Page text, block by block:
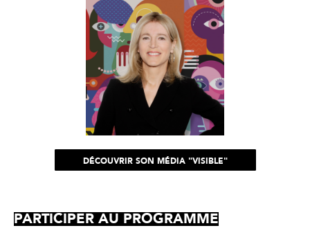
DÉCOUVRIR SON MÉDIA "VISIBLE"
PARTICIPER AU PROGRAMME